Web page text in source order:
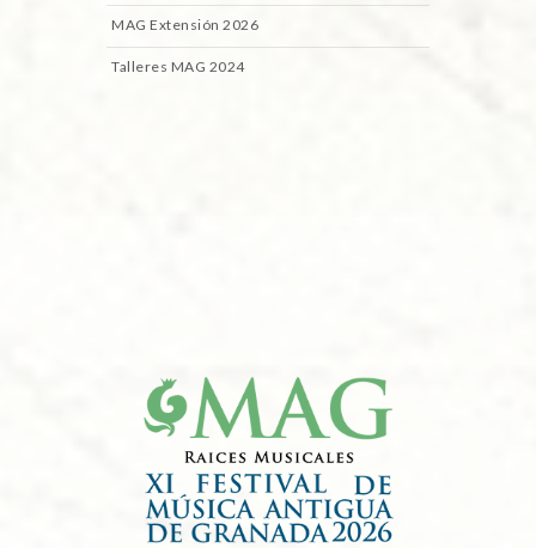
MAG Extensión 2026
Talleres MAG 2024